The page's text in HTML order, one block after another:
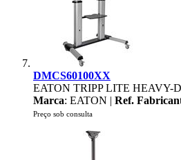
DMCS60100XX
EATON TRIPP LITE HEAVY-
Marca: EATON | Ref.
Preço sob consulta